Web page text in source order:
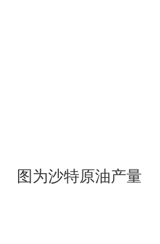
图为沙特原油产量